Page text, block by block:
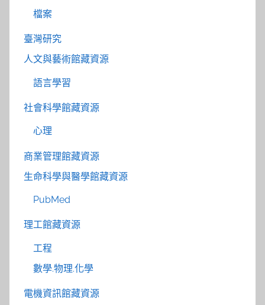
檔案
臺灣研究
人文與藝術館藏資源
語言學習
社會科學館藏資源
心理
商業管理館藏資源
生命科學與醫學館藏資源
PubMed
理工館藏資源
工程
數學.物理.化學
電機資訊館藏資源